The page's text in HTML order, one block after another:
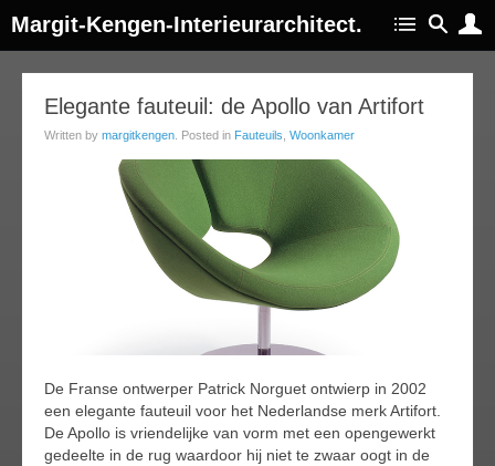
Margit-Kengen-Interieurarchitect.
Elegante fauteuil: de Apollo van Artifort
Written by margitkengen . Posted in Fauteuils Woonkamer
De Franse ontwerper Patrick Norguet ontwierp in 2002
een elegante fauteuil voor het Nederlandse merk Artifort.
De Apollo is vriendelijke van vorm met een opengewerkt
gedeelte in de rug waardoor hij niet te zwaar oogt in de